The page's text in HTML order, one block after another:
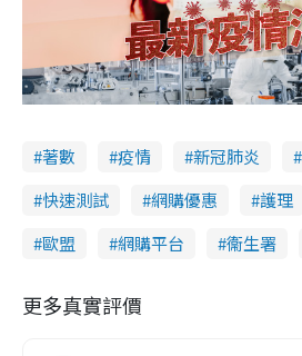
著數 疫情 新冠肺炎
快速測試
網購優惠 護理
歐盟
網購平台 衞生署
更多真實評價